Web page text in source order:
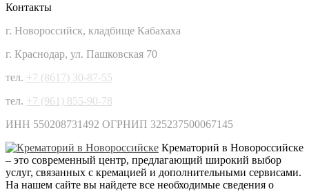
Контакты
г. Новороссийск, кладбище Кабахаха
г. Краснодар, ул. Пашковская 70
тел. +7 (8617) 30-87-55
тел. +7 (961) 855-90-78
ИНН 550208731492 ОГРНИП 325237500067145
Крематорий в Новороссийске
– это современный центр, предлагающий широкий выбор
услуг, связанных с кремацией и дополнительными сервисами.
На нашем сайте вы найдете все необходимые сведения о